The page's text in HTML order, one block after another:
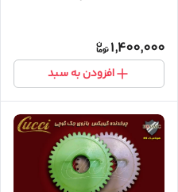
1,400,000
افزودن به سبد